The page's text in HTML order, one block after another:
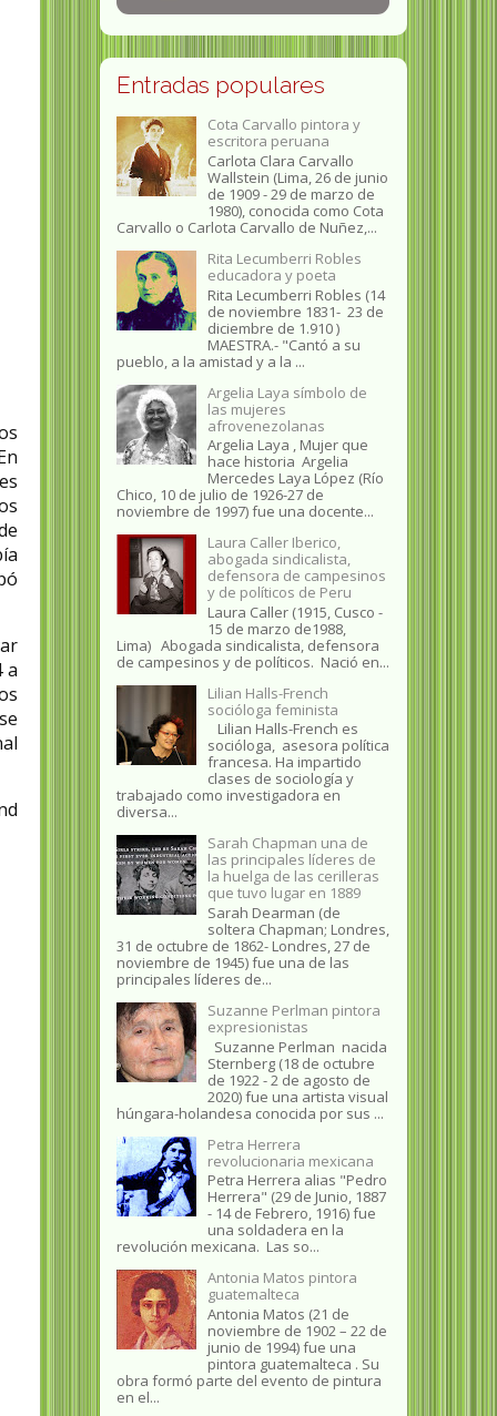
a
Entradas populares
Cota Carvallo pintora y
escritora peruana
Carlota Clara Carvallo
Wallstein (Lima, 26 de junio
de 1909 - 29 de marzo de
1980), conocida como Cota
Carvallo o Carlota Carvallo de Nuñez,...
Rita Lecumberri Robles
educadora y poeta
Rita Lecumberri Robles (14
de noviembre 1831- 23 de
diciembre de 1.910 )
MAESTRA.- "Cantó a su
pueblo, a la amistad y a la ...
Argelia Laya símbolo de
las mujeres
afrovenezolanas
Argelia Laya , Mujer que
hace historia Argelia
Mercedes Laya López (Río
Chico, 10 de julio de 1926-27 de
noviembre de 1997) fue una docente...
Laura Caller Iberico,
abogada sindicalista,
defensora de campesinos
y de políticos de Peru
Laura Caller (1915, Cusco -
15 de marzo de1988,
Lima) Abogada sindicalista, defensora
de campesinos y de políticos. Nació en...
Lilian Halls-French
socióloga feminista
Lilian Halls-French es
socióloga, asesora política
francesa. Ha impartido
clases de sociología y
trabajado como investigadora en
diversa...
Sarah Chapman una de
las principales líderes de
la huelga de las cerilleras
que tuvo lugar en 1889
Sarah Dearman (de
soltera Chapman; Londres,
31 de octubre de 1862​- Londres, 27 de
noviembre de 1945)​ fue una de las
principales líderes de...
Suzanne Perlman pintora
expresionistas
Suzanne Perlman nacida
Sternberg (18 de octubre
de 1922 - 2 de agosto de
2020) fue una artista visual
húngara-holandesa conocida por sus ...
Petra Herrera
revolucionaria mexicana
Petra Herrera alias "Pedro
Herrera" (29 de Junio, 1887
- 14 de Febrero, 1916) fue
una soldadera en la
revolución mexicana. Las so...
Antonia Matos pintora
guatemalteca
Antonia Matos (21 de
noviembre de 1902 – 22 de
junio de 1994) fue una
pintora guatemalteca . Su
obra formó parte del evento de pintura
en el...